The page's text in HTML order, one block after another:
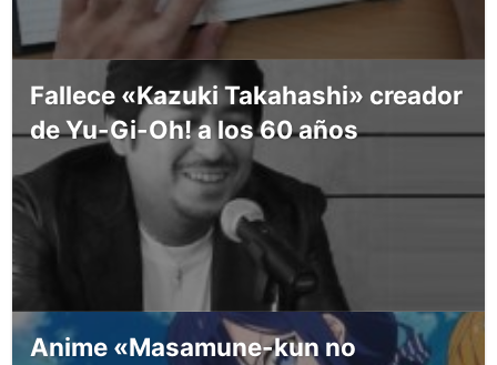
Fallece «Kazuki Takahashi» creador
de Yu-Gi-Oh! a los 60 años
Anime «Masamune-kun no